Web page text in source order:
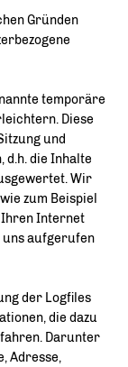
Gründen
temporäre
Diese
und
d.h. die Inhalte
Wir
zum Beispiel
Ihren Internet
uns aufgerufen
der Logfiles
die dazu
Darunter
Adresse,